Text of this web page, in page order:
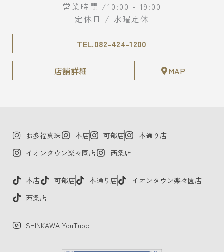
営業時間 /10:00 - 19:00
定休日 / 水曜定休
TEL.082-424-1200
店舗詳細 MAP
お多福真珠 本店 可部店
本通り店
イオンタウン楽々園店
西条店
本店 可部店 本通り店
イオンタウン楽々園店
西条店
SHINKAWA YouTube